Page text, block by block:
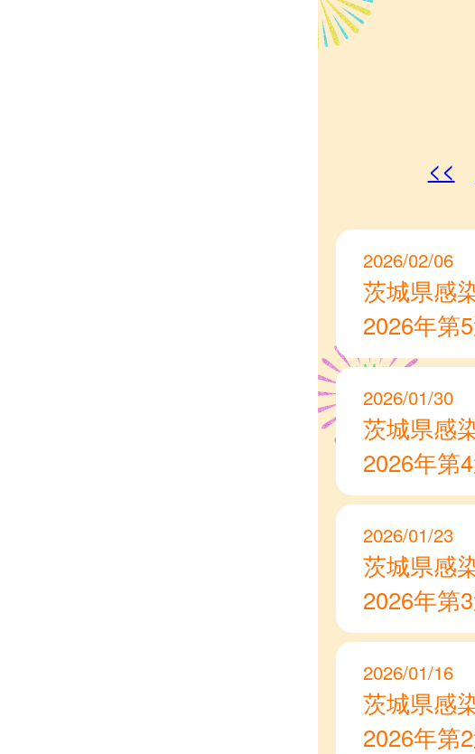
<<
2026/02/06
茨城県感
2026年第
2026/01/30
茨城県感
2026年第
2026/01/23
茨城県感
2026年第
2026/01/16
茨城県感
2026年第